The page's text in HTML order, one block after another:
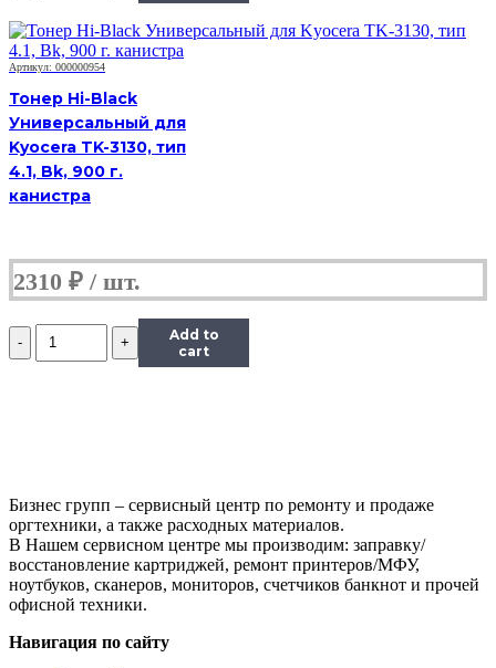
Black
Универсальный
для
CLJ
CP1025,
Сферизованный,
Тип
C,
канистра
Артикул: 000000954
Тонер Hi-Black
Универсальный для
Kyocera TK-3130, тип
4.1, Bk, 900 г.
канистра
2310 ₽
Количество
Тонер
Сферизованный,
Тип
1.0,
C,
585
г,
Add to
cart
Бизнес групп – сервисный центр по ремонту и продаже
оргтехники, а также расходных материалов.
В Нашем сервисном центре мы производим: заправку/
восстановление картриджей, ремонт принтеров/МФУ,
ноутбуков, сканеров, мониторов, счетчиков банкнот и прочей
офисной техники.
Навигация по сайту